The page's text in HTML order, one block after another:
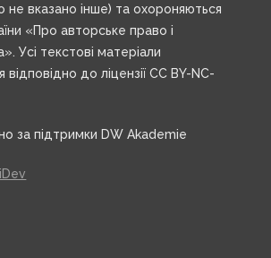
не вказано інше) та охороняються
«Про авторське право і
Усі текстові матеріали
до ліцензії CC BY-NC-
за підтримки DW Akademie
iDev